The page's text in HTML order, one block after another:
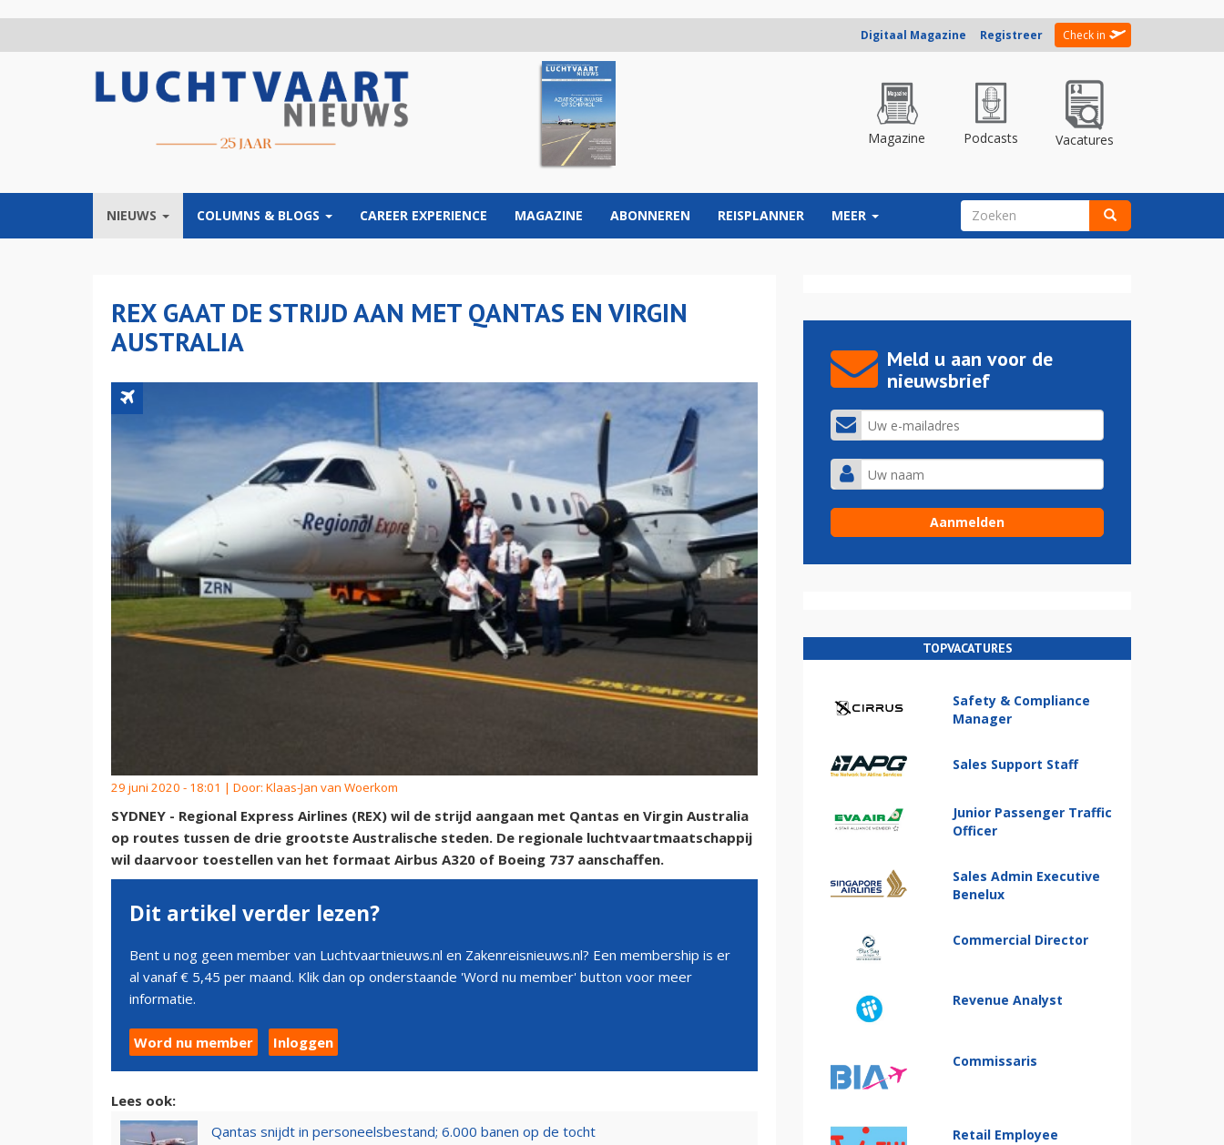
Digitaal Magazine Registreer Check in
Magazine Podcasts Vacatures
NIEUWS COLUMNS & BLOGS CAREER EXPERIENCE MAGAZINE ABONNEREN REISPLANNER MEER ZOEKVELD
REX GAAT DE STRIJD AAN MET QANTAS EN VIRGIN
AUSTRALIA
29 juni 2020 - 18:01 | Door: Klaas-Jan van Woerkom
SYDNEY - Regional Express Airlines (REX) wil de strijd aangaan met Qantas en Virgin Australia
op routes tussen de drie grootste Australische steden. De regionale luchtvaartmaatschappij
wil daarvoor toestellen van het formaat Airbus A320 of Boeing 737 aanschaffen.
Dit artikel verder lezen?
Bent u nog geen member van Luchtvaartnieuws.nl en Zakenreisnieuws.nl? Een membership is er
al vanaf € 5,45 per maand. Klik dan op onderstaande 'Word nu member' button voor meer
informatie.
Word nu member Inloggen
Lees ook:
Qantas snijdt in personeelsbestand; 6.000 banen op de tocht
Meld u aan voor de
nieuwsbrief
TOPVACATURES
Safety & Compliance
Manager
Sales Support Staff
Junior Passenger Traffic
Officer
Sales Admin Executive
Benelux
Commercial Director
Revenue Analyst
Commissaris
Retail Employee